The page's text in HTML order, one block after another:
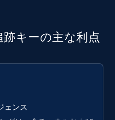
Reviews count, and
跡キーの主な利点
ェンス